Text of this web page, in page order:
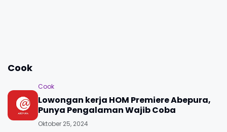
Cook
Cook
Lowongan kerja HOM Premiere Abepura,
Punya Pengalaman Wajib Coba
Oktober 25, 2024